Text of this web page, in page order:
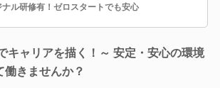
ナル研修有！ゼロスタートでも安心
キャリアを描く！～ 安定・安心の環境
働きませんか？